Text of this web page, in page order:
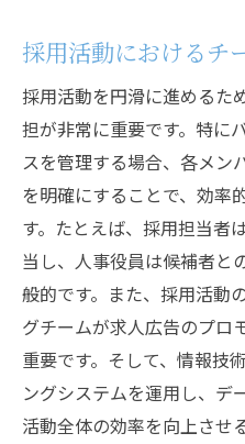
採用活動におけるチ
採用活動を円滑に進めるた
担が非常に重要です。特に
スを管理する場合、各メン
を明確にすることで、効率
す。たとえば、採用担当者
当し、人事役員は候補者と
般的です。また、採用活動
グチームが求人広告のプロ
重要です。そして、情報技
ングシステムを運用し、デ
活動全体の効率を向上させ